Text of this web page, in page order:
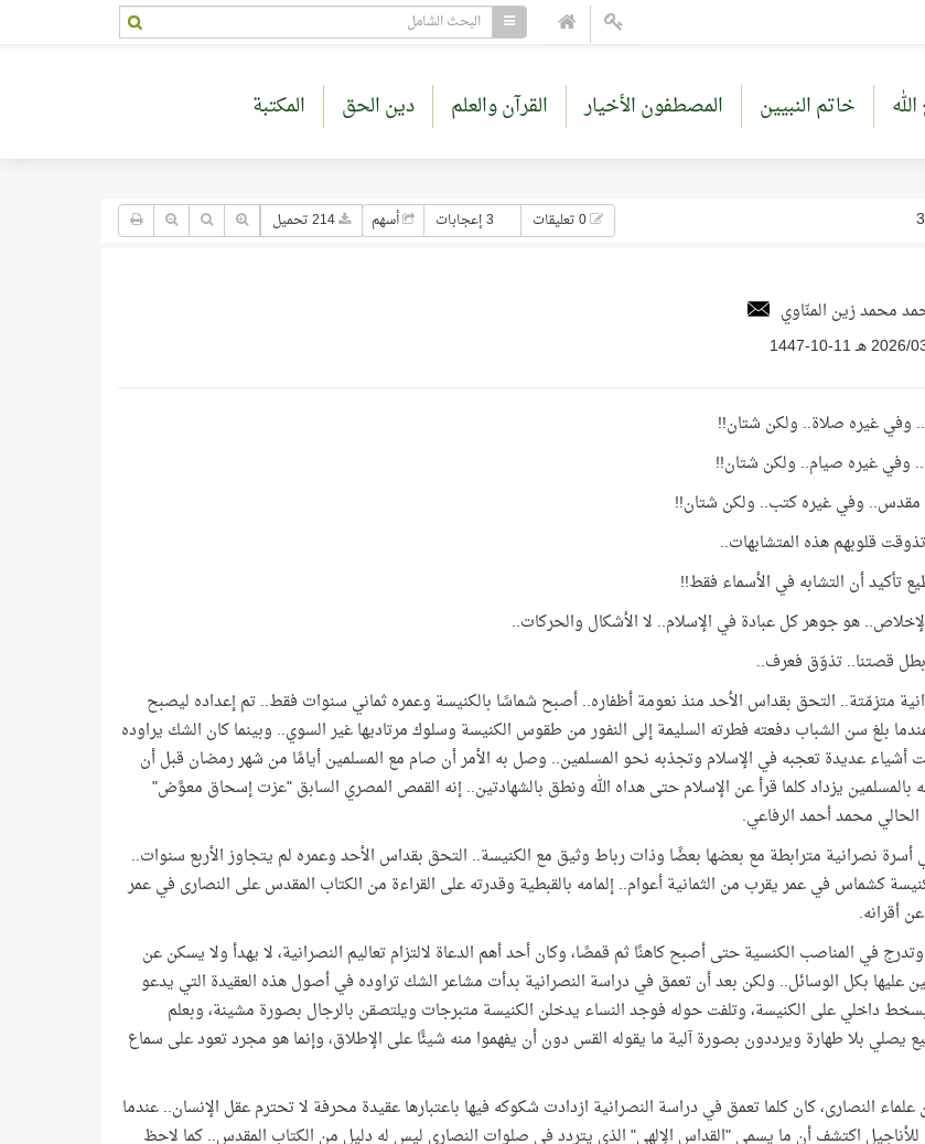
خاتم النبيين المصطفون الأخيار القرآن والعلم دين الحق المكتبة
3 إعجابات أسهم
محمد زين المنّاوي
وفي غيره صلاة.. ولكن شتان!!
وفي غيره صيام.. ولكن شتان!!
مقدس.. وفي غيره كتب.. ولكن شتان!!
قلوبهم هذه المتشابهات..
تأكيد أن التشابه في الأسماء فقط!!
هو جوهر كل عبادة في الإسلام.. لا الأشكال والحركات..
بطل قصتنا.. تذوّق فعرف..
متزمّتة.. التحق بقداس الأحد منذ نعومة أظفاره.. أصبح شماسًا بالكنيسة وعمره ثماني سنوات فقط.. تم إعداده ليصبح
بلغ سن الشباب دفعته فطرته السليمة إلى النفور من طقوس الكنيسة وسلوك مرتاديها غير السوي.. وبينما كان الشك يراوده
أشياء عديدة تعجبه في الإسلام وتجذبه نحو المسلمين.. وصل به الأمر أن صام مع المسلمين أيامًا من شهر رمضان قبل أن
يزداد كلما قرأ عن الإسلام حتى هداه الله ونطق بالشهادتين.. إنه القمص المصري السابق "عزت إسحاق معوَّض"
الحالي محمد أحمد الرفاعي.
نصرانية مترابطة مع بعضها بعضًا وذات رباط وثيق مع الكنيسة.. التحق بقداس الأحد وعمره لم يتجاوز الأربع سنوات..
كشماس في عمر يقرب من الثمانية أعوام.. إلمامه بالقبطية وقدرته على القراءة من الكتاب المقدس على النصارى في عمر
أقرانه.
في المناصب الكنسية حتى أصبح كاهنًا ثم قمصًا، وكان أحد أهم الدعاة لالتزام تعاليم النصرانية، لا يهدأ ولا يسكن عن
عليها بكل الوسائل.. ولكن بعد أن تعمق في دراسة النصرانية بدأت مشاعر الشك تراوده في أصول هذه العقيدة التي يدعو
بسخط داخلي على الكنيسة، وتلفت حوله فوجد النساء يدخلن الكنيسة متبرجات ويلتصقن بالرجال بصورة مشينة، وبعلم
يصلي بلا طهارة ويرددون بصورة آلية ما يقوله القس دون أن يفهموا منه شيئًا على الإطلاق، وإنما هو مجرد تعود على سماع
النصارى، كان كلما تعمق في دراسة النصرانية ازدادت شكوكه فيها باعتبارها عقيدة محرفة لا تحترم عقل الإنسان.. عندما
اكتشف أن ما يسمى "القداس الإلهي" الذي يتردد في صلوات النصارى ليس له دليل من الكتاب المقدس.. كما لاحظ